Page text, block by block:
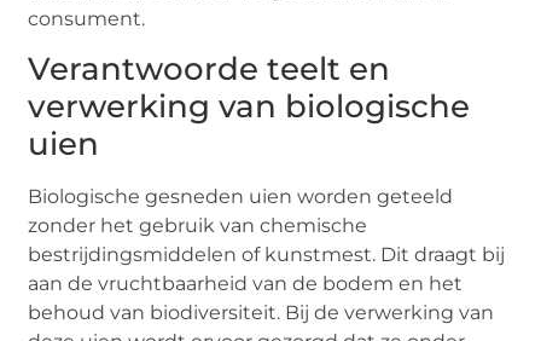
consument.
Verantwoorde teelt en
verwerking van biologische
uien
Biologische gesneden uien worden geteeld
zonder het gebruik van chemische
bestrijdingsmiddelen of kunstmest. Dit draagt bij
aan de vruchtbaarheid van de bodem en het
behoud van biodiversiteit. Bij de verwerking van